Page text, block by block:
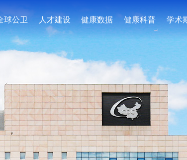
球公卫 人才建设 健康数据 健康科普 学术